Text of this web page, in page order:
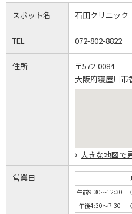
スポット名 石田クリニック
TEL 072-802-8822
住所
〒572-0084
大阪府寝屋川市
大きな地図で
営業日
午前9:30～12:30
午後4:30～7:30